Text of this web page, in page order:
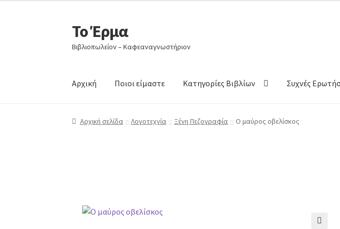
Το Έρμα
Βιβλιοπωλείον – Καφεαναγνωστήριον
Αρχική Ποιοι είμαστε Κατηγορίες Βιβλίων Συχνές
Αρχική σελίδα Λογοτεχνία Ξένη Πεζογραφία Ο μαύρος οβελίσκος